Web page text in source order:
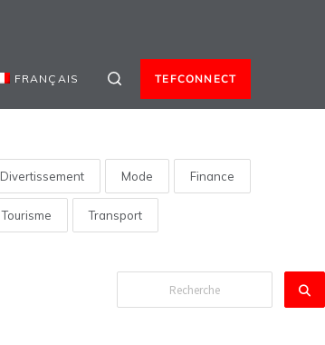
FRANÇAIS TEFCONNECT
Divertissement Mode Finance
Tourisme Transport